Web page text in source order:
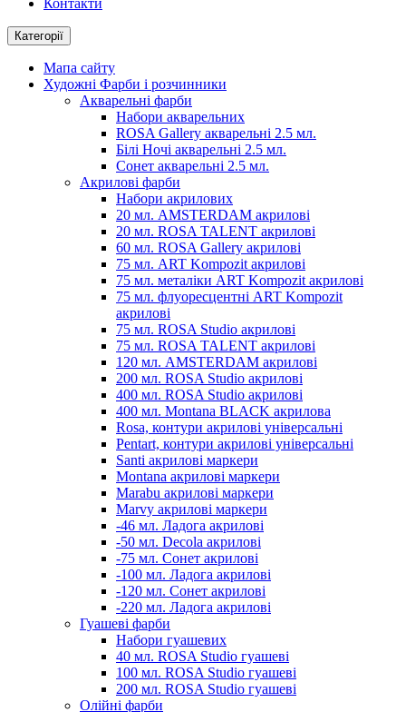
Контакти
Категорії
Мапа сайту
Художні Фарби і розчинники
Акварельні фарби
Набори акварельних
ROSA Gallery акварельні 2.5 мл.
Білі Ночі акварельні 2.5 мл.
Сонет акварельні 2.5 мл.
Акрилові фарби
Набори акрилових
20 мл. AMSTERDAM акрилові
20 мл. ROSA TALENT акрилові
60 мл. ROSA Gallery акрилові
75 мл. ART Kompozit акрилові
75 мл. металіки ART Kompozit акрилові
75 мл. флуоресцентні ART Kompozit
акрилові
75 мл. ROSA Studio акрилові
75 мл. ROSA TALENT акрилові
120 мл. AMSTERDAM акрилові
200 мл. ROSA Studio акрилові
400 мл. ROSA Studio акрилові
400 мл. Montana BLACK акрилова
Rosa, контури акрилові універсальні
Pentart, контури акрилові універсальні
Santi акрилові маркери
Montana акрилові маркери
Marabu акрилові маркери
Marvy акрилові маркери
-46 мл. Ладога акрилові
-50 мл. Decola акрилові
-75 мл. Сонет акрилові
-100 мл. Ладога акрилові
-120 мл. Сонет акрилові
-220 мл. Ладога акрилові
Гуашеві фарби
Набори гуашевих
40 мл. ROSA Studio гуашеві
100 мл. ROSA Studio гуашеві
200 мл. ROSA Studio гуашеві
Олійні фарби